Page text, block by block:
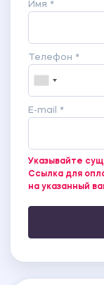
эксперимента.
Имя *
Телефон *
E-mail *
Указывайте
Ссылка для
на указанный